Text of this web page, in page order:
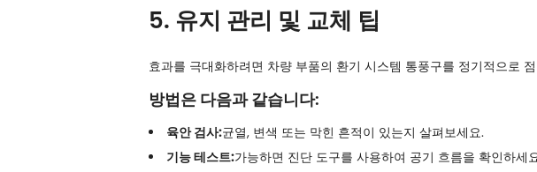
5. 유지 관리 및 교체 팁
효과를 극대화하려면 차량 부품의 환기 시스템 통풍구를 정기적으로
방법은 다음과 같습니다:
육안 검사:균열, 변색 또는 막힌 흔적이 있는지 살펴보세요.
기능 테스트:가능하면 진단 도구를 사용하여 공기 흐름을 확인하세